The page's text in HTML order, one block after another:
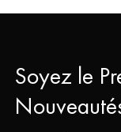
Soyez le